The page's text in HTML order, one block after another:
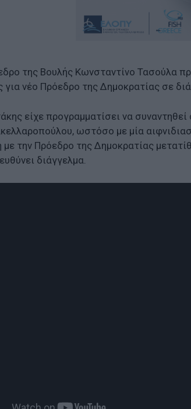
της Βουλής Κωνσταντίνο Τασούλα
νέο Πρόεδρο της Δημοκρατίας σε
είχε προγραμματίσει να
ωστόσο με μία
την Πρόεδρο της Δημοκρατίας
διάγγελμα.